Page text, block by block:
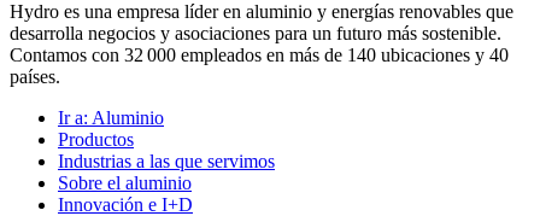
Hydro es una empresa líder en aluminio y energías renovables que
desarrolla negocios y asociaciones para un futuro más sostenible.
Contamos con 32 000 empleados en más de 140 ubicaciones y 40
países.
Ir a: Aluminio
Productos
Industrias a las que servimos
Sobre el aluminio
Innovación e I+D